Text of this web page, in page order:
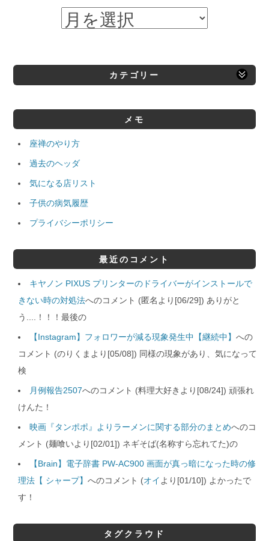
カテゴリー
メモ
座禅のやり方
過去のヘッダ
気になる店リスト
子供の病気履歴
プライバシーポリシー
最近のコメント
キヤノン PIXUS プリンターのドライバーがインストールで
きない時の対処法へのコメント (匿名より[06/29]) ありがと
う....！！！最後の
【Instagram】フォロワーが減る現象発生中【継続中】への
コメント (のりくまより[05/08]) 同様の現象があり、気になって
検
月例報告2507へのコメント (料理大好きより[08/24]) 頑張れ
けんた！
映画『タンポポ』よりラーメンに関する部分のまとめへのコ
メント (麺喰いより[02/01]) ネギそば(名称すら忘れてた)の
【Brain】電子辞書 PW-AC900 画面が真っ暗になった時の修
理法【 シャープ】 へのコメント (オイ より[01/10]) よかったで
す！
タグクラウド